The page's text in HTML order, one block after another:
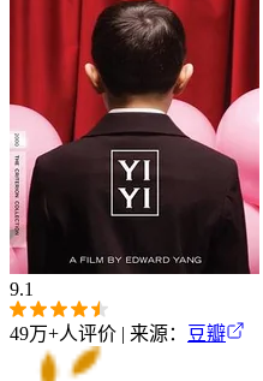
9.1
49万+人评价 | 来源： 豆瓣